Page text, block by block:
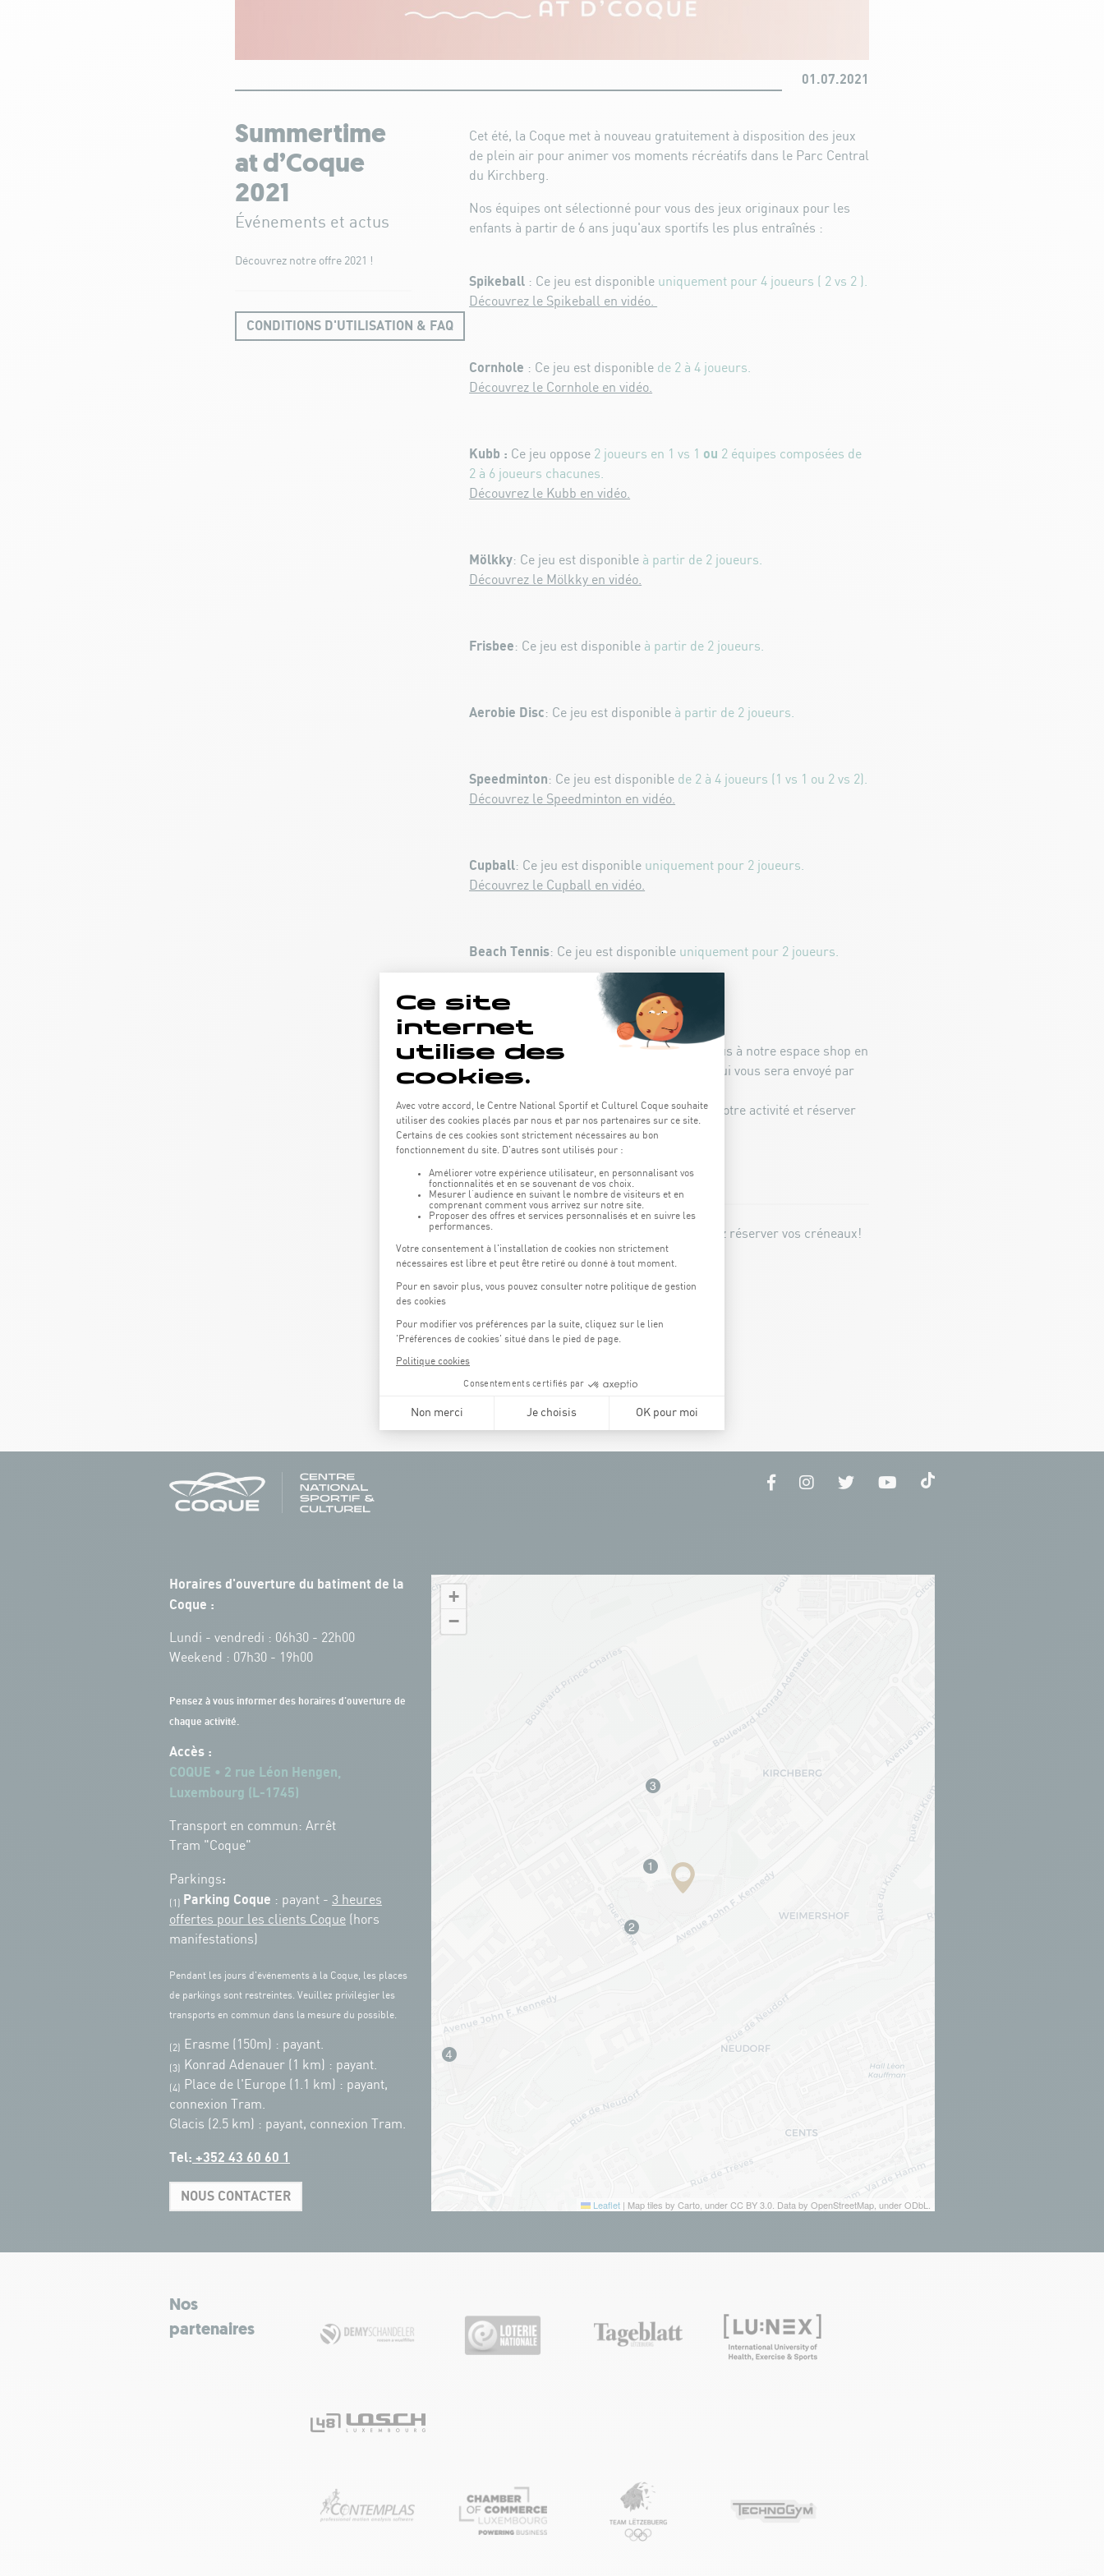
01.07.2021
Summertime
at d’Coque
2021
Événements et actus
Découvrez notre offre 2021 !
CONDITIONS D'UTILISATION & FAQ
Cet été, la Coque met à nouveau gratuitement à disposition des jeux
de plein air pour animer vos moments récréatifs dans le Parc Central
du Kirchberg.
Nos équipes ont sélectionné pour vous des jeux originaux pour les
enfants à partir de 6 ans juqu'aux sportifs les plus entraînés :
Spikeball : Ce jeu est disponible uniquement pour 4 joueurs ( 2 vs 2 ).
Découvrez le Spikeball en vidéo.
Cornhole : Ce jeu est disponible de 2 à 4 joueurs.
Découvrez le Cornhole en vidéo.
Kubb : Ce jeu oppose 2 joueurs en 1 vs 1 ou 2 équipes composées de
2 à 6 joueurs chacunes.
Découvrez le Kubb en vidéo.
Mölkky: Ce jeu est disponible à partir de 2 joueurs.
Découvrez le Mölkky en vidéo.
Frisbee: Ce jeu est disponible à partir de 2 joueurs.
Aerobie Disc: Ce jeu est disponible à partir de 2 joueurs.
Speedminton: Ce jeu est disponible de 2 à 4 joueurs (1 vs 1 ou 2 vs 2).
Découvrez le Speedminton en vidéo.
Cupball: Ce jeu est disponible uniquement pour 2 joueurs.
Découvrez le Cupball en vidéo.
Beach Tennis: Ce jeu est disponible uniquement pour 2 joueurs.
IMPORTANT :Pour en profiter, inscrivez-vous à notre espace shop en
ligne et activez votre compte grâce au lien qui vous sera envoyé par
Déjà inscrit ? Vous n'avez plus qu'à choisir votre activité et réserver
votre jeu.
INSCRIPTION
Si votre inscription est complète vous pouvez réserver vos créneaux!
RESERVATION
Horaires d'ouverture du batiment de la
Coque :
Lundi - vendredi : 06h30 - 22h00
Weekend : 07h30 - 19h00
Pensez à vous informer des horaires d'ouverture de
chaque activité.
Accès :
COQUE • 2 rue Léon Hengen,
Luxembourg (L-1745)
Transport en commun: Arrêt
Tram "Coque"
Parkings:
(1) Parking Coque : payant - 3 heures
offertes pour les clients Coque (hors
manifestations)
Pendant les jours d'événements à la Coque, les places
de parkings sont restreintes. Veuillez privilégier les
transports en commun dans la mesure du possible.
(2) Erasme (150m) : payant.
(3) Konrad Adenauer (1 km) : payant.
(4)
Place de l'Europe (1.1 km) : payant,
connexion Tram.
Glacis (2.5 km) : payant, connexion Tram.
Tel: +352 43 60 60 1
NOUS CONTACTER
+
−
Leaflet | Map tiles by Carto, under CC BY 3.0. Data by OpenStreetMap, under ODbL.
Nos
partenaires